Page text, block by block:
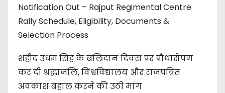
Notification Out – Rajput Regimental Centre
Rally Schedule, Eligibility, Documents &
Selection Process
शहीद उधम सिंह के बलिदान दिवस पर पौधारोपण
कर दी श्रद्धांजलि, विश्वविद्यालय और राजपत्रित
अवकाश बहाल करने की उठी मांग